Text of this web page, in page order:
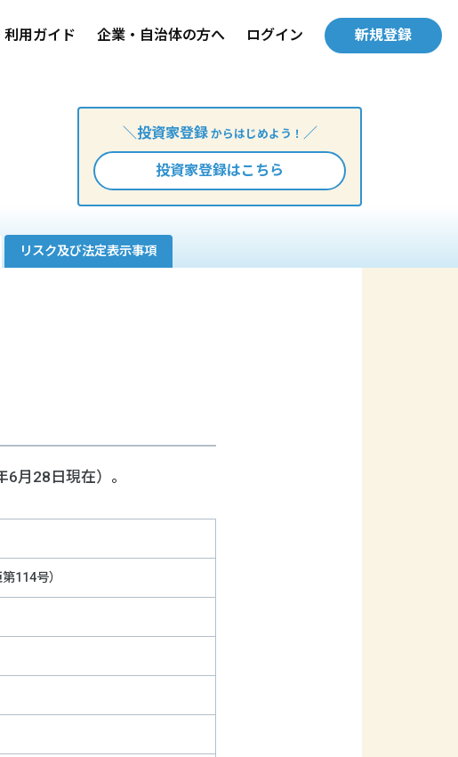
利用ガイド 企業・自治体の方へ ログイン 新規登録
＼投資家登録 からはじめよう！ ／
投資家登録はこちら
リスク及び法定表示事項
月28日現在）。
114号）